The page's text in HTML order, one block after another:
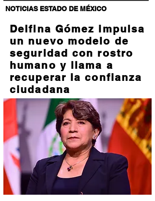
NOTICIAS ESTADO DE MÉXICO
Delfina Gómez impulsa
un nuevo modelo de
seguridad con rostro
humano y llama a
recuperar la confianza
ciudadana